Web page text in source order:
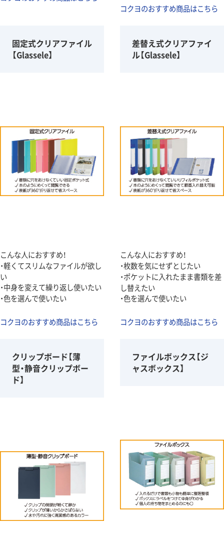
コクヨのおすすめ商品はこちら
固定式クリアファイル
【Glassele】
こんな人におすすめ！
・軽くてスリムなファイルが欲し
い
・中身を変えて繰り返し使いたい
・色を選んで使いたい
コクヨのおすすめ商品はこちら
差替え式クリアファイ
ル【Glassele】
こんな人におすすめ！
・枚数を気にせずとじたい
・ポケットに入れたまま書類を差
し替えたい
・色を選んで使いたい
コクヨのおすすめ商品はこちら
クリップボード【薄
型・静音クリップボー
ド】
ファイルボックス【ジ
ャスボックス】